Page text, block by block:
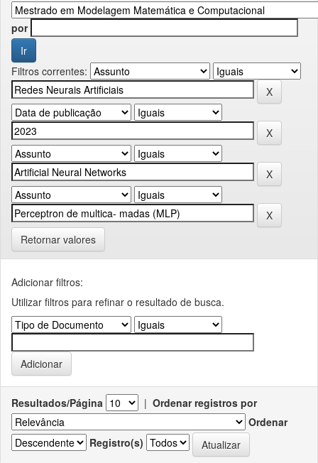
por
Filtros correntes:
Retornar valores
Adicionar filtros:
Utilizar filtros para refinar o resultado de busca.
Resultados/Página | Ordenar registros por
Ordenar
Registro(s)